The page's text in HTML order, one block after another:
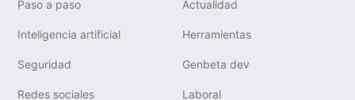
Paso a paso Actualidad
Inteligencia artificial Herramientas
Seguridad Genbeta dev
Redes sociales Laboral